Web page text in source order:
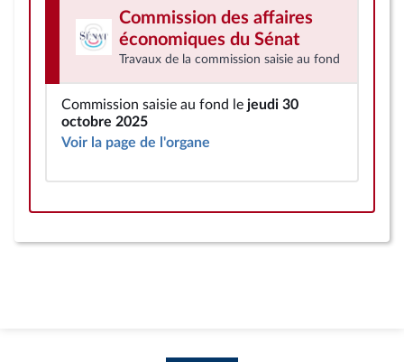
Commission des affaires
économiques du Sénat
Travaux de la commission saisie au fond
Commission saisie au fond le jeudi 30
octobre 2025
Voir la page de l'organe